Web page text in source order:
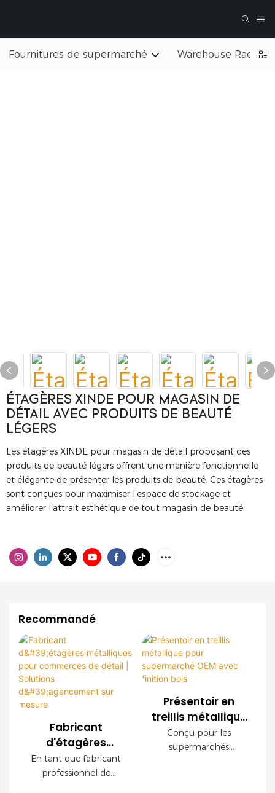
Fournitures de supermarché Warehouse Rack
ÉTAGÈRES XINDE POUR MAGASIN DE
DÉTAIL AVEC PRODUITS DE BEAUTÉ
LÉGERS
Les étagères XINDE pour magasin de détail proposant des
produits de beauté légers offrent une manière fonctionnelle
et élégante de présenter les produits de beauté. Ces étagères
sont conçues pour maximiser l’espace de stockage et
améliorer l’attrait esthétique de tout magasin de beauté.
Recommandé
Fabricant
d'étagères
métalliques pour
commerces de
En tant que fabricant
professionnel de
Présentoir en
treillis métallique
pour
supermarché
Conçu pour les
supermarchés